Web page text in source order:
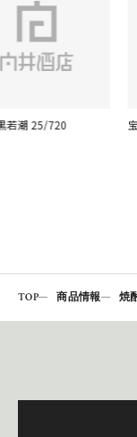
若潮 25/720
TOP 商品情報 焼